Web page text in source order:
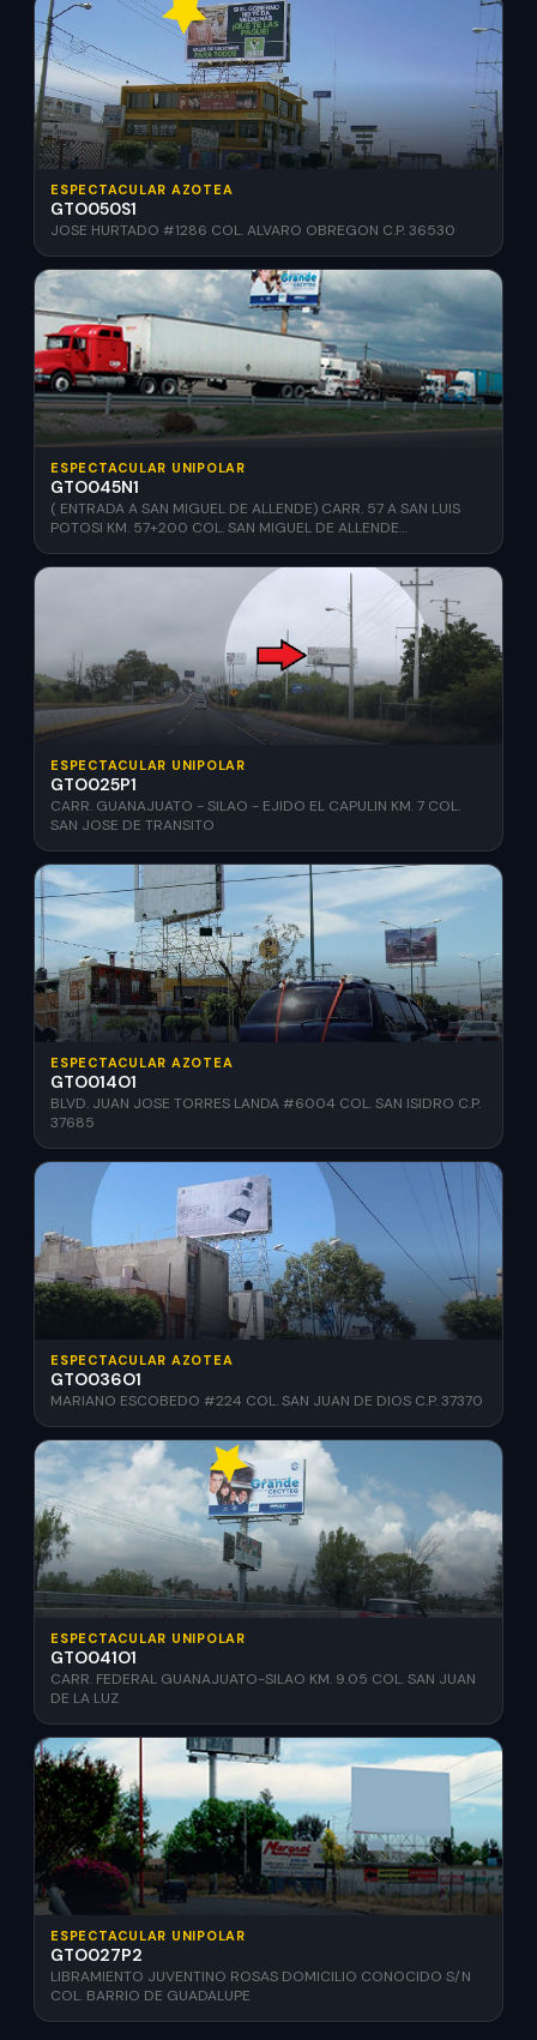
ESPECTACULAR AZOTEA
GTO050S1
JOSE HURTADO #1286 COL. ALVARO OBREGON C.P. 36530
ESPECTACULAR UNIPOLAR
GTO045N1
( ENTRADA A SAN MIGUEL DE ALLENDE) CARR. 57 A SAN LUIS
POTOSI KM. 57+200 COL. SAN MIGUEL DE ALLENDE
ESPECTACULAR UNIPOLAR
GTO025P1
CARR. GUANAJUATO - SILAO - EJIDO EL CAPULIN KM. 7 COL.
SAN JOSE DE TRANSITO
ESPECTACULAR AZOTEA
GTO014O1
BLVD. JUAN JOSE TORRES LANDA #6004 COL. SAN ISIDRO C.P.
37685
ESPECTACULAR AZOTEA
GTO036O1
MARIANO ESCOBEDO #224 COL. SAN JUAN DE DIOS C.P. 37370
ESPECTACULAR UNIPOLAR
GTO041O1
CARR. FEDERAL GUANAJUATO-SILAO KM. 9.05 COL. SAN JUAN
DE LA LUZ
ESPECTACULAR UNIPOLAR
GTO027P2
LIBRAMIENTO JUVENTINO ROSAS DOMICILIO CONOCIDO S/N
COL. BARRIO DE GUADALUPE